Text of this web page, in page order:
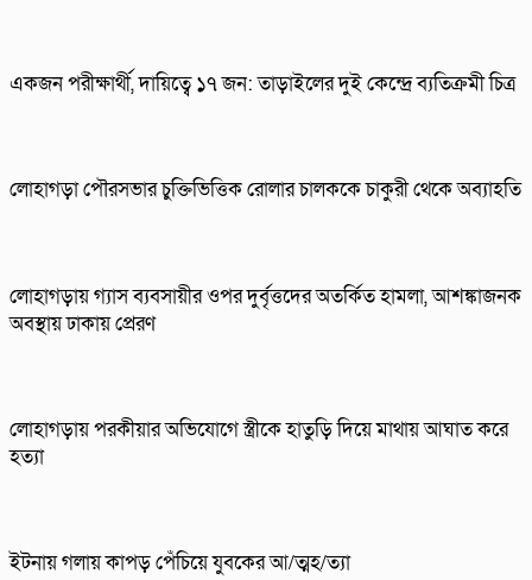
একজন পরীক্ষার্থী, দায়িত্বে ১৭ জন: তাড়াইলের দুই কেন্দ্রে ব্যতিক্রমী চিত্র
লোহাগড়া পৌরসভার চুক্তিভিত্তিক রোলার চালককে চাকুরী থেকে অব্যাহতি
লোহাগড়ায় গ্যাস ব্যবসায়ীর ওপর দুর্বৃত্তদের অতর্কিত হামলা, আশঙ্কাজনক
অবস্থায় ঢাকায় প্রেরণ
লোহাগড়ায় পরকীয়ার অভিযোগে স্ত্রীকে হাতুড়ি দিয়ে মাথায় আঘাত করে
হত্যা
ইটনায় গলায় কাপড় পেঁচিয়ে যুবকের আ/ত্মহ/ত্যা